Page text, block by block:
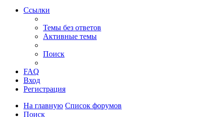
Ссылки
Темы без ответов
Активные темы
Поиск
FAQ
Вход
Регистрация
На главную Список форумов
Поиск